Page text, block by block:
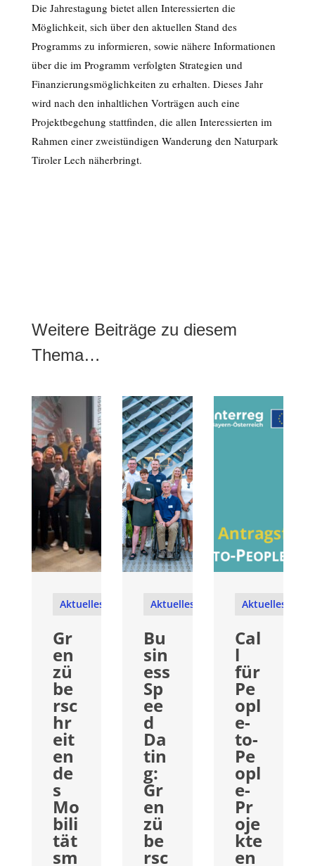
Die Jahrestagung bietet allen Interessierten die
Möglichkeit, sich über den aktuellen Stand des
Programms zu informieren, sowie nähere Informationen
über die im Programm verfolgten Strategien und
Finanzierungsmöglichkeiten zu erhalten. Dieses Jahr
wird nach den inhaltlichen Vorträgen auch eine
Projektbegehung stattfinden, die allen Interessierten im
Rahmen einer zweistündigen Wanderung den Naturpark
Tiroler Lech näherbringt.
Weitere Beiträge zu diesem
Thema…
Aktuelles
Gr
en
zü
be
rsc
hr
eit
en
de
s
Mo
bili
tät
sm
Aktuelles
Bu
sin
ess
Sp
ee
d
Da
tin
g:
Gr
en
zü
be
rsc
Aktuelles
Cal
l
für
Pe
opl
e-
to-
Pe
opl
e-
Pr
oje
kte
en